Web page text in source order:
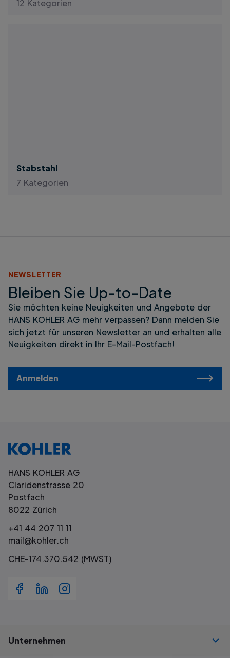
12 Kategorien
Stabstahl
7 Kategorien
Bleiben Sie Up-to-Date
NEWSLETTER
Sie möchten keine Neuigkeiten und Angebote der
HANS KOHLER AG mehr verpassen? Dann melden Sie
sich jetzt für unseren Newsletter an und erhalten alle
Neuigkeiten direkt in Ihr E-Mail-Postfach!
Anmelden
HANS KOHLER AG
Claridenstrasse 20
Postfach
8022 Zürich
+41 44 207 11 11
mail@kohler.ch
CHE-174.370.542 (MWST)
Unternehmen